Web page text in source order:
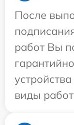
После
работ Вы
виды